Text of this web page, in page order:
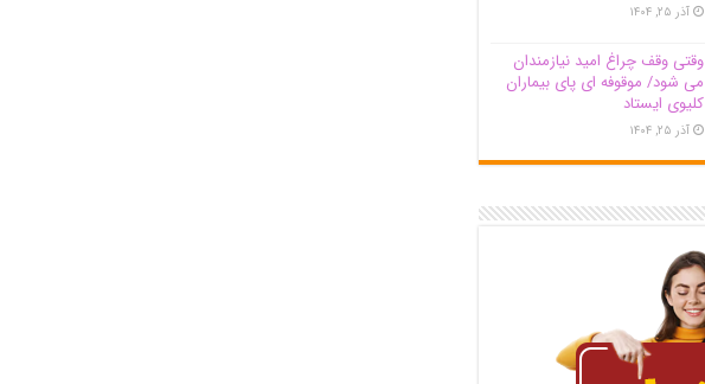
آذر ۲۵, ۱۴۰۴
وقتی وقف چراغ امید نیازمندان
می شود/ موقوفه ای پای بیماران
کلیوی ایستاد
آذر ۲۵, ۱۴۰۴